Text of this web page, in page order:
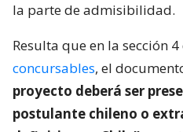
la parte de admisibilidad.
Resulta que en la sección 4
concursables, el
proyecto deberá ser
postulante chileno o